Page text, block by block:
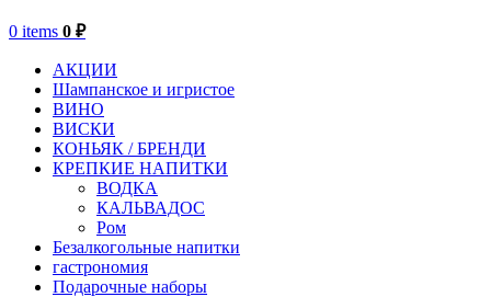
0 items 0 ₽
АКЦИИ
Шампанское и игристое
ВИНО
ВИСКИ
КОНЬЯК / БРЕНДИ
КРЕПКИЕ НАПИТКИ
ВОДКА
КАЛЬВАДОС
Ром
Безалкогольные напитки
гастрономия
Подарочные наборы